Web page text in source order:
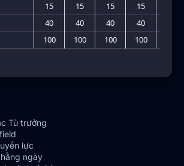
15
15 15 15
40
40 40 40
100
100 100 100
Tù trưởng
lực
ngày